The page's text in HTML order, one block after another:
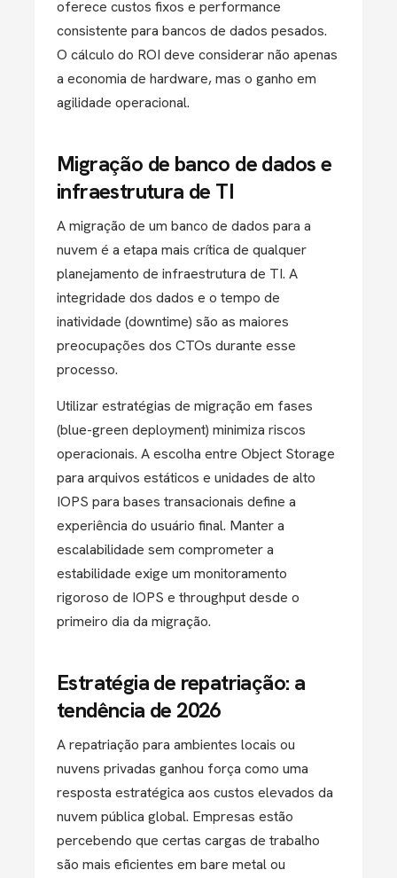
oferece custos fixos e performance
consistente para bancos de dados pesados.
O cálculo do ROI deve considerar não apenas
a economia de hardware, mas o ganho em
agilidade operacional.
Migração de banco de dados e
infraestrutura de TI
A migração de um banco de dados para a
nuvem é a etapa mais crítica de qualquer
planejamento de infraestrutura de TI. A
integridade dos dados e o tempo de
inatividade (downtime) são as maiores
preocupações dos CTOs durante esse
processo.
Utilizar estratégias de migração em fases
(blue-green deployment) minimiza riscos
operacionais. A escolha entre Object Storage
para arquivos estáticos e unidades de alto
IOPS para bases transacionais define a
experiência do usuário final. Manter a
escalabilidade sem comprometer a
estabilidade exige um monitoramento
rigoroso de IOPS e throughput desde o
primeiro dia da migração.
Estratégia de repatriação: a
tendência de 2026
A repatriação para ambientes locais ou
nuvens privadas ganhou força como uma
resposta estratégica aos custos elevados da
nuvem pública global. Empresas estão
percebendo que certas cargas de trabalho
são mais eficientes em bare metalou